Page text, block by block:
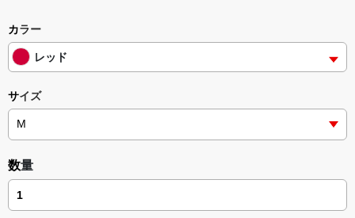
カラー
レッド
サイズ
数量